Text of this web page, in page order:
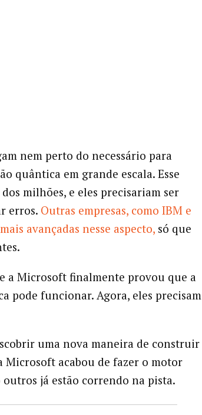
nem perto do necessário para
quântica em grande escala. Esse
milhões, e eles precisariam ser
erros. Outras empresas, como IBM e
avançadas nesse aspecto,só que
a Microsoft finalmente provou que a
pode funcionar. Agora, eles precisam
uma nova maneira de construir
Microsoft acabou de fazer o motor
já estão correndo na pista.